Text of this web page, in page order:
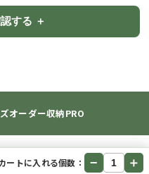
ートに入れる個数： − ＋
する
オーダー収納PRO